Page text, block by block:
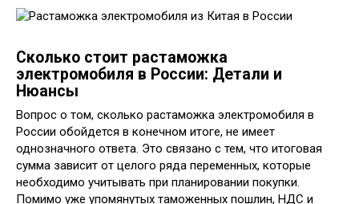
Сколько стоит растаможка
электромобиля в России: Детали и
Нюансы
Вопрос о том, сколько растаможка электромобиля в
России обойдется в конечном итоге, не имеет
однозначного ответа. Это связано с тем, что итоговая
сумма зависит от целого ряда переменных, которые
необходимо учитывать при планировании покупки.
Помимо уже упомянутых таможенных пошлин, НДС и